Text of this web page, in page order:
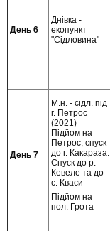
День 6
Днівка -
екопункт
"Сідловина"
День 7
М.н. - сідл. під
г. Петрос
(2021)
Підйом на
Петрос, спуск
до г. Какараза.
Спуск до р.
Кевеле та до
с. Кваси
Підйом на
пол. Грота